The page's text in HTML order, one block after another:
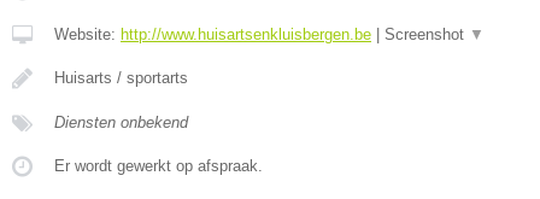
Website: http://www.huisartsenkluisbergen.be Screenshot ▼
Huisarts / sportarts
Diensten onbekend
Er wordt gewerkt op afspraak.